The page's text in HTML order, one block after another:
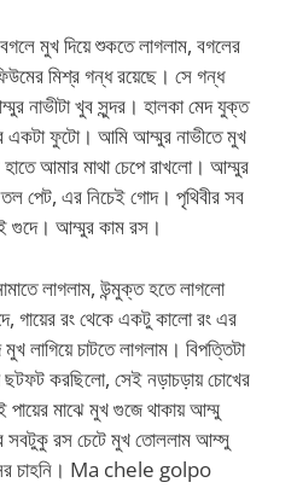
মুখ দিয়ে শুকতে লাগলাম, বগলের
মিশ্র গন্ধ রয়েছে। সে গন্ধ
নাভীটা খুব সুন্দর। হালকা মেদ যুক্ত
একটা ফুটো। আমি আম্মুর নাভীতে মুখ
আমার মাথা চেপে রাখলো। আম্মুর
তল পেট, এর নিচেই গোদ। পৃথিবীর সব
গুদে। আম্মুর কাম রস।
লাগলাম, উন্মুক্ত হতে লাগলো
গায়ের রং থেকে একটু কালো রং এর
লাগিয়ে চাটতে লাগলাম। বিপত্তিটা
করছিলো, সেই নড়াচড়ায় চোখের
মাঝে মুখ গুজে থাকায় আম্মু
সবটুকু রস চেটে মুখ তোললাম আম্সু
চাহনি। Ma chele golpo